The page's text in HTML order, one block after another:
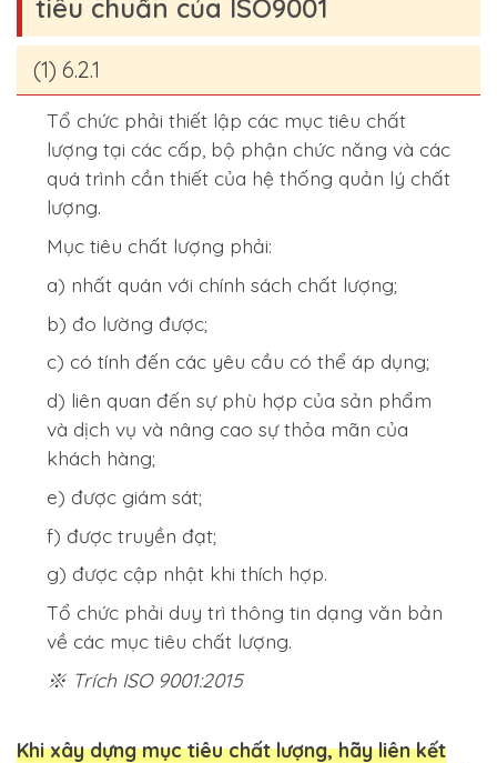
tiêu chuẩn của ISO9001
(1) 6.2.1
Tổ chức phải thiết lập các mục tiêu chất
lượng tại các cấp, bộ phận chức năng và các
quá trình cần thiết của hệ thống quản lý chất
lượng.
Mục tiêu chất lượng phải:
a) nhất quán với chính sách chất lượng;
b) đo lường được;
c) có tính đến các yêu cầu có thể áp dụng;
d) liên quan đến sự phù hợp của sản phẩm
và dịch vụ và nâng cao sự thỏa mãn của
khách hàng;
e) được giám sát;
f) được truyền đạt;
g) được cập nhật khi thích hợp.
Tổ chức phải duy trì thông tin dạng văn bản
về các mục tiêu chất lượng.
※ Trích ISO 9001:2015
Khi xây dựng mục tiêu chất lượng, hãy liên kết